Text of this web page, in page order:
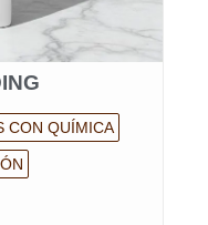
CON QUÍMICA